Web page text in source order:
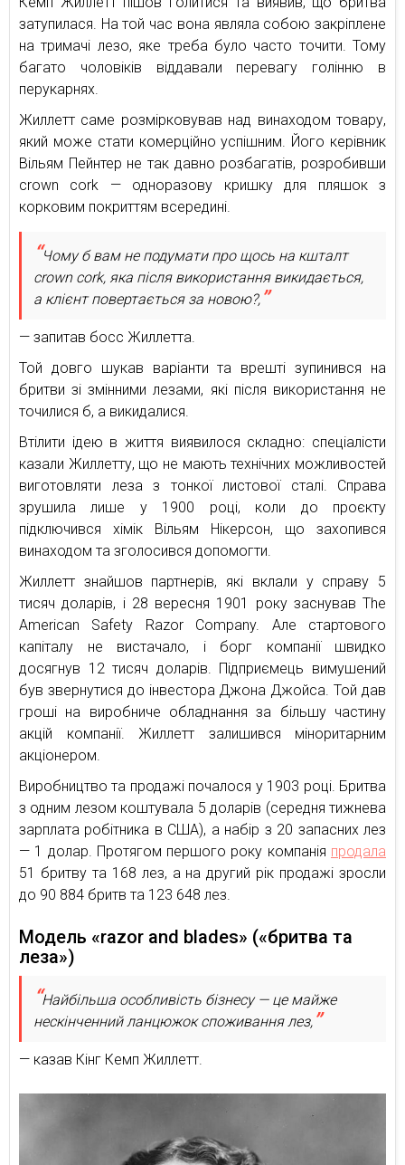
затупилася. На той час вона являла собою закріплене
на тримачі лезо, яке треба було часто точити. Тому
багато чоловіків віддавали перевагу голінню в
перукарнях.
Жиллетт саме розмірковував над винаходом товару,
який може стати комерційно успішним. Його керівник
Вільям Пейнтер не так давно розбагатів, розробивши
crown cork — одноразову кришку для пляшок з
корковим покриттям всередині.
Чому б вам не подумати про щось на кшталт
crown cork, яка після використання викидається,
а клієнт повертається за новою?,
— запитав босс Жиллетта.
Той довго шукав варіанти та врешті зупинився на
бритви зі змінними лезами, які після використання не
точилися б, а викидалися.
Втілити ідею в життя виявилося складно: спеціалісти
казали Жиллетту, що не мають технічних можливостей
виготовляти леза з тонкої листової сталі. Справа
зрушила лише у 1900 році, коли до проєкту
підключився хімік Вільям Нікерсон, що захопився
винаходом та зголосився допомогти.
Жиллетт знайшов партнерів, які вклали у справу 5
тисяч доларів, і 28 вересня 1901 року заснував The
American Safety Razor Company. Але стартового
капіталу не вистачало, і борг компанії швидко
досягнув 12 тисяч доларів. Підприємець вимушений
був звернутися до інвестора Джона Джойса. Той дав
гроші на виробниче обладнання за більшу частину
акцій компанії. Жиллетт залишився міноритарним
акціонером.
Виробництво та продажі почалося у 1903 році. Бритва
з одним лезом коштувала 5 доларів (середня тижнева
зарплата робітника в США), а набір з 20 запасних лез
— 1 долар. Протягом першого року компанія продала
51 бритву та 168 лез, а на другий рік продажі зросли
до 90 884 бритв та 123 648 лез.
Модель «razor and blades» («бритва та
леза»)
Найбільша особливість бізнесу — це майже
нескінченний ланцюжок споживання лез,
— казав Кінг Кемп Жиллетт.